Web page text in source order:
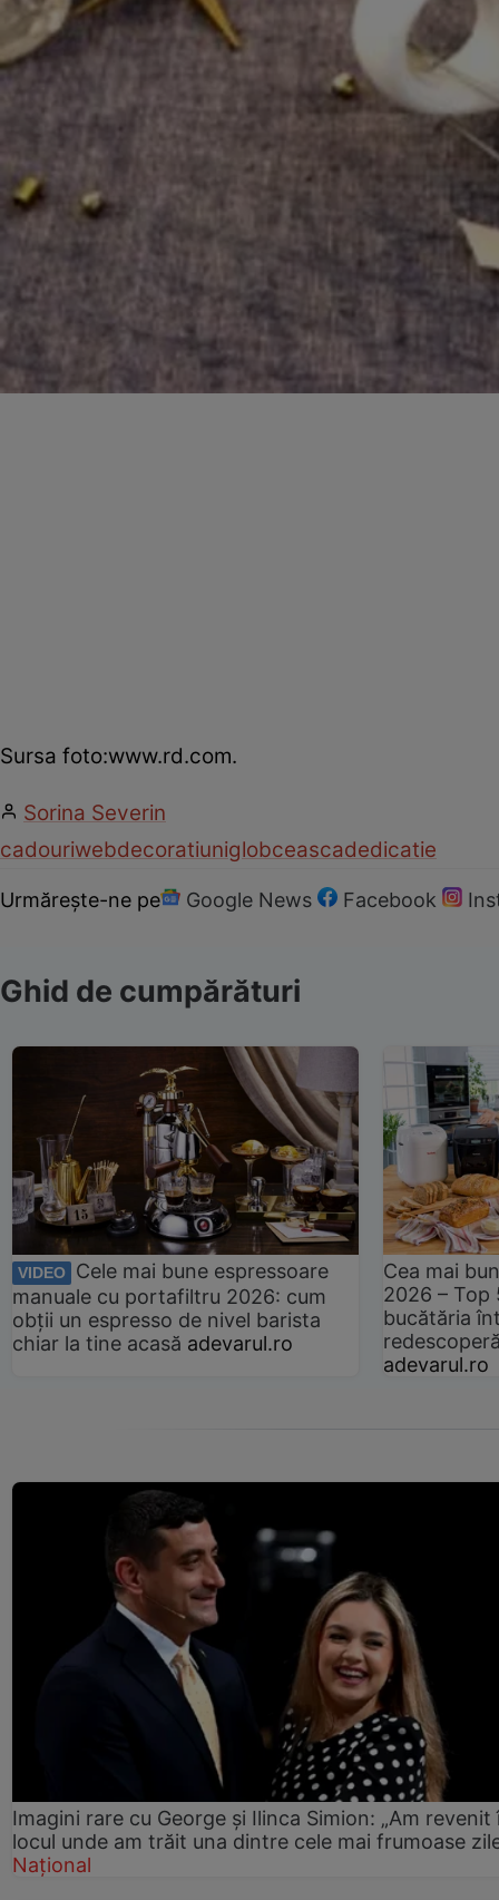
Sursa foto:www.rd.com.
Sorina Severin
cadouriwebdecoratiuniglobceascadedicatie
Urmărește-ne pe Google News Facebook
Ghid de cumpărături
VIDEO
Cele mai bune espressoare
manuale cu portafiltru 2026: cum
obții un espresso de nivel barista
chiar la tine acasă adevarul.ro
Cea mai
2026 –
bucătăria
adevarul.ro
Imagini rare cu George și Ilinca Simion: „Am revenit
locul unde am trăit una dintre cele mai frumoase
Național